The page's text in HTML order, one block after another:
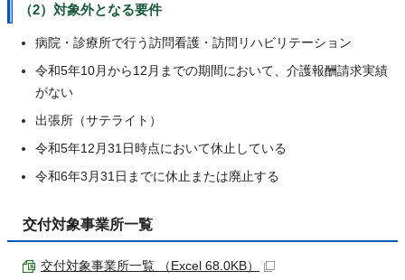
（2）対象外となる要件
病院・診療所で行う訪問看護・訪問リハビリテーション
令和5年10月から12月までの期間において、介護報酬請求実績
がない
出張所（サテライト）
令和5年12月31日時点において休止している
令和6年3月31日までに休止または廃止する
交付対象事業所一覧
交付対象事業所一覧 （Excel 68.0KB）